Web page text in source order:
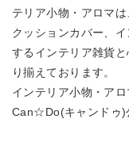
テリア小物・アロマ
クッションカバー、
するインテリア雑貨
り揃えております。
インテリア小物・ア
Can☆Do(キャンドゥ)